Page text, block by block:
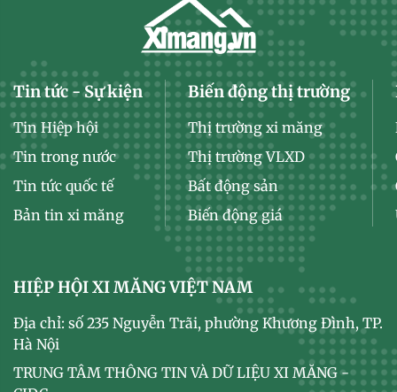
Tin tức - Sự kiện
Tin Hiệp hội
Tin trong nước
Tin tức quốc tế
Bản tin xi măng
Biến động thị trường
Thị trường xi măng
Thị trường VLXD
Bất động sản
Biến động giá
HIỆP HỘI XI MĂNG VIỆT NAM
Địa chỉ: số 235 Nguyễn Trãi, phường Khương Đình, TP.
Hà Nội
TRUNG TÂM THÔNG TIN VÀ DỮ LIỆU XI MĂNG -